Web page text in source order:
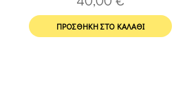
ΠΡΟΣΘΉΚΗ ΣΤΟ ΚΑΛΆΘΙ